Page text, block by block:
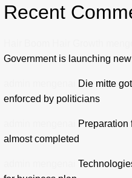
Recent
Government is launching
Die mitte
enforced by politicians
Preparation
almost completed